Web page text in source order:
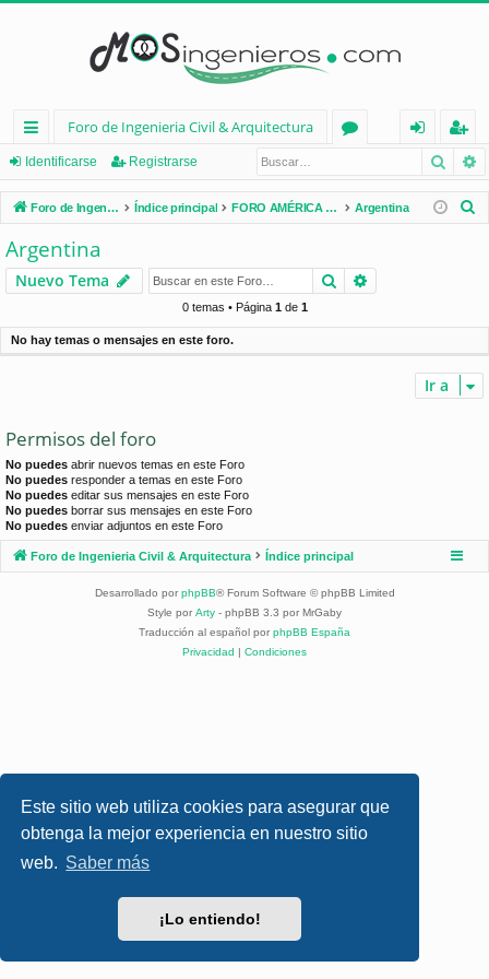
Este sitio web utiliza cookies para asegurar que
obtenga la mejor experiencia en nuestro sitio
web. Saber más
¡Lo entiendo!
nl
ac
es
rá
pi
d
Foro de Ingenieria Civil & Arquitectura
os
nt
ifi
e
eg
ist
ra
Identificarse Registrarse
Foro de Ingenieria Civil & Arquitectura Índice principal FORO AMÉRICA LATINA Argentina
r
Argentina
Nuevo Tema Buscar
0 temas • Página 1de 1
No hay temas o mensajes en este foro.
Ir a
Permisos del foro
No puedes abrir nuevos temas en este Foro
No puedes responder a temas en este Foro
No puedes editar sus mensajes en este Foro
No puedes borrar sus mensajes en este Foro
No puedes enviar adjuntos en este Foro
Foro de Ingenieria Civil & Arquitectura Índice principal
Desarrollado por phpBB® Forum Software © phpBB Limited
Style por Arty - phpBB 3.3 por MrGaby
Traducción al español por phpBB España
Privacidad | Condiciones